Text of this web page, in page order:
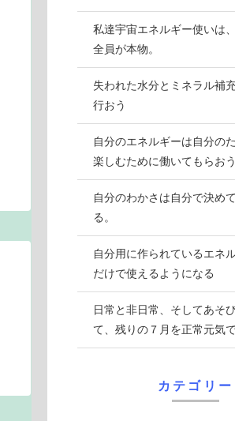
私達宇宙エネルギー使いは
全員が本物。
失われた水分とミネラル補
行おう
自分のエネルギーは自分の
楽しむために働いてもらおう
自分のわかさは自分で決め
る。
自分用に作られているエネ
だけで使えるようになる
日常と非日常、そしてあそ
て、残りの７月を正常元気
カテゴリー